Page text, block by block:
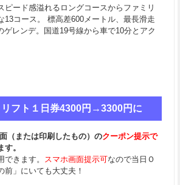
ピード感溢れるロングコースからファミリ
13コース。 標高差600メートル、最長滑走
ゲレンデ。国道19号線から車で10分とアク
リフト１日券4300円→3300円に
（または印刷したもの）のクーポン提示で
。
きます。 スマホ画面提示可なので当日Ｏ
前」にいても大丈夫！